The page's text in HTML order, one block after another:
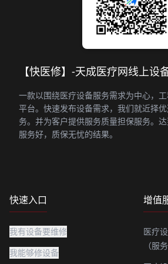
【快医修】-天成医疗网线上设
一款以围绕医疗设备服务需求为中心，
平台。快速发布设备需求，我们就近择
务。并为客户提供服务质量担保服务。达
服务好，质保无忧的结果。
快速入口
我有设备要维修
我能够修设备
增值
医疗
（服务